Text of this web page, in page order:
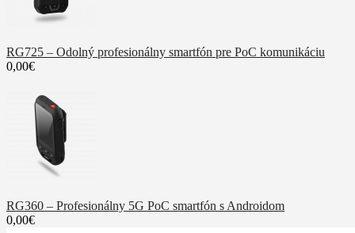
RG725 – Odolný profesionálny smartfón pre PoC komunikáciu
0,00€
RG360 – Profesionálny 5G PoC smartfón s Androidom
0,00€